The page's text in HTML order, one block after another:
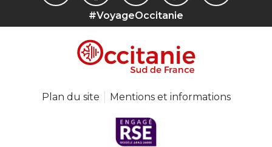
#VoyageOccitanie
Plan du site Mentions et informations